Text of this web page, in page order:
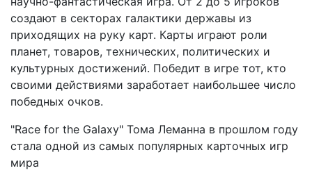
создают в секторах галактики державы из
приходящих на руку карт. Карты играют роли
планет, товаров, технических, политических и
культурных достижений. Победит в игре тот, кто
своими действиями заработает наибольшее число
победных очков.
"Race for the Galaxy" Тома Леманна в прошлом году
стала одной из самых популярных карточных игр
мира